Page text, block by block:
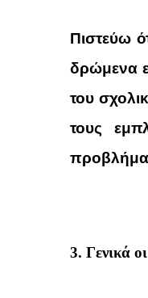
Πιστεύω
δρώμενα
του
τους
3. Γενικά